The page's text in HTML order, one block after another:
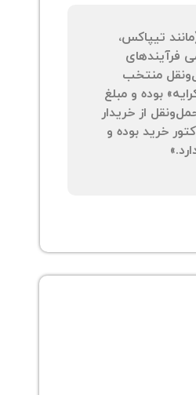
تیپاکس،
فرآیندهای
منتخب
بوده و مبلغ
از خریدار
خرید بوده و